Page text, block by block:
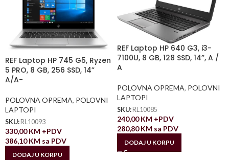
REF Laptop HP 745 G5, Ryzen
5 PRO, 8 GB, 256 SSD, 14”
A/A-
POLOVNA OPREMA, POLOVNI
LAPTOPI
SKU: RL10093
330,00KM +PDV
386,10KM sa PDV
DODAJ U KORPU
REF Laptop HP 640 G3, i3-
7100U, 8 GB, 128 SSD, 14”, A /
A
POLOVNA OPREMA, POLOVNI
LAPTOPI
SKU: RL10085
240,00KM +PDV
280,80KM sa PDV
DODAJ U KORPU